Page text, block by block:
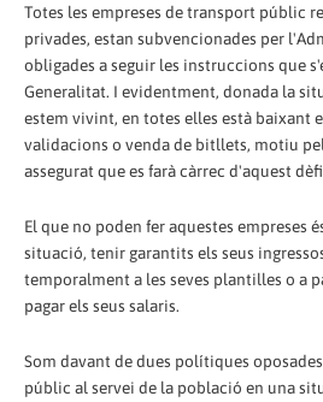
Totes les empreses de transport públic
privades, estan subvencionades per
obligades a seguir les instruccions que
Generalitat. I evidentment, donada la
estem vivint, en totes elles està baixant
validacions o venda de bitllets, motiu
assegurat que es farà càrrec d'aquest
El que no poden fer aquestes empreses
situació, tenir garantits els seus
temporalment a les seves plantilles o a
pagar els seus salaris.
Som davant de dues polítiques
públic al servei de la població en una